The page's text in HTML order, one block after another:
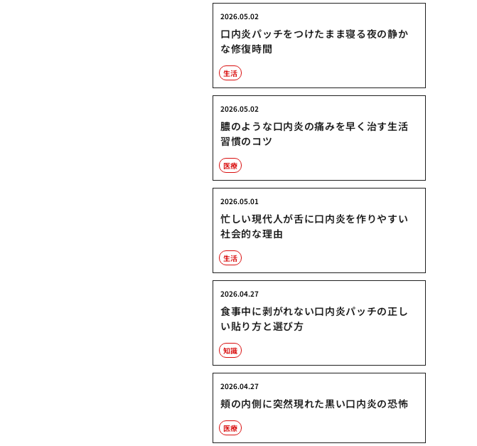
口内炎パッチをつけたまま寝る夜の静か
な修復時間
2026.05.02
生活
膿のような口内炎の痛みを早く治す生活
習慣のコツ
2026.05.02
医療
忙しい現代人が舌に口内炎を作りやすい
社会的な理由
2026.05.01
生活
食事中に剥がれない口内炎パッチの正し
い貼り方と選び方
2026.04.27
知識
頬の内側に突然現れた黒い口内炎の恐怖
2026.04.27
医療